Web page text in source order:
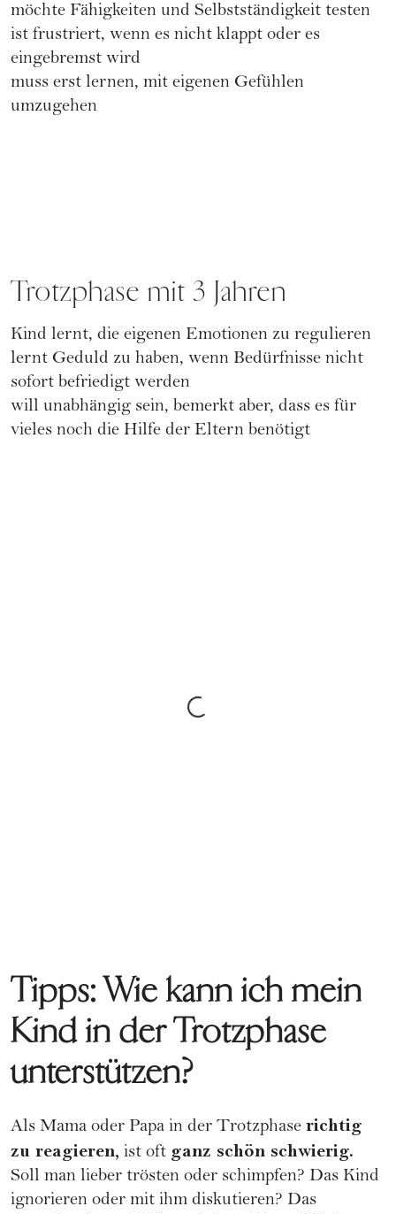
möchte Fähigkeiten und Selbstständigkeit testen
ist frustriert, wenn es nicht klappt oder es
eingebremst wird
muss erst lernen, mit eigenen Gefühlen
umzugehen
Trotzphase mit 3 Jahren
Kind lernt, die eigenen Emotionen zu regulieren
lernt Geduld zu haben, wenn Bedürfnisse nicht
sofort befriedigt werden
will unabhängig sein, bemerkt aber, dass es für
vieles noch die Hilfe der Eltern benötigt
Tipps: Wie kann ich mein
Kind in der Trotzphase
unterstützen?
Als Mama oder Papa in der Trotzphase richtig
zu reagieren, ist oft ganz schön schwierig.
Soll man lieber trösten oder schimpfen? Das Kind
ignorieren oder mit ihm diskutieren? Das